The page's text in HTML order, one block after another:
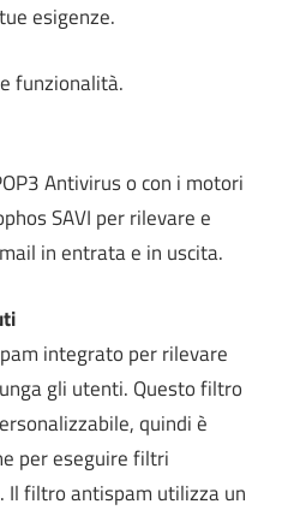
esigenze.
funzionalità.
Antivirus o con i motori
SAVI per rilevare e
in entrata e in uscita.
integrato per rilevare
gli utenti. Questo filtro
quindi è
per eseguire filtri
Il filtro antispam utilizza un